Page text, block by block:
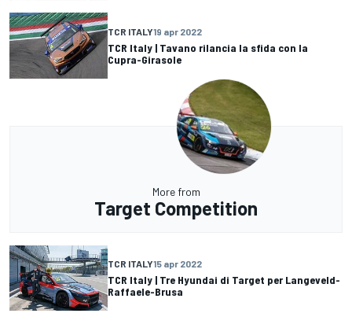
TCR ITALY19 apr 2022
TCR Italy | Tavano rilancia la sfida con la
Cupra-Girasole
More from
Target Competition
TCR ITALY15 apr 2022
TCR Italy | Tre Hyundai di Target per Langeveld-
Raffaele-Brusa